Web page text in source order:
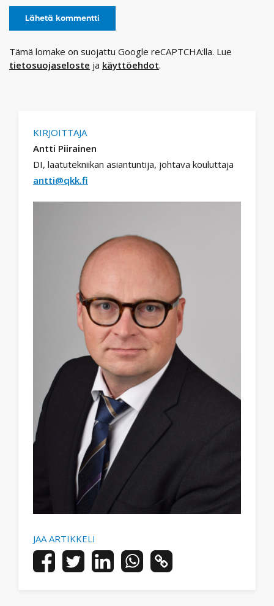
Tämä lomake on suojattu Google reCAPTCHA:lla. Lue
tietosuojaseloste ja käyttöehdot.
KIRJOITTAJA
Antti Piirainen
DI, laatutekniikan asiantuntija, johtava kouluttaja
antti@qkk.fi
JAA ARTIKKELI